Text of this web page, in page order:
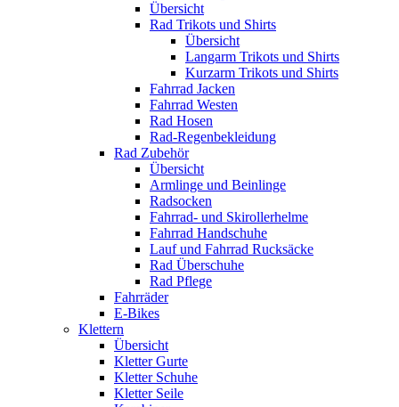
Übersicht
Rad Trikots und Shirts
Übersicht
Langarm Trikots und Shirts
Kurzarm Trikots und Shirts
Fahrrad Jacken
Fahrrad Westen
Rad Hosen
Rad-Regenbekleidung
Rad Zubehör
Übersicht
Armlinge und Beinlinge
Radsocken
Fahrrad- und Skirollerhelme
Fahrrad Handschuhe
Lauf und Fahrrad Rucksäcke
Rad Überschuhe
Rad Pflege
Fahrräder
E-Bikes
Klettern
Übersicht
Kletter Gurte
Kletter Schuhe
Kletter Seile